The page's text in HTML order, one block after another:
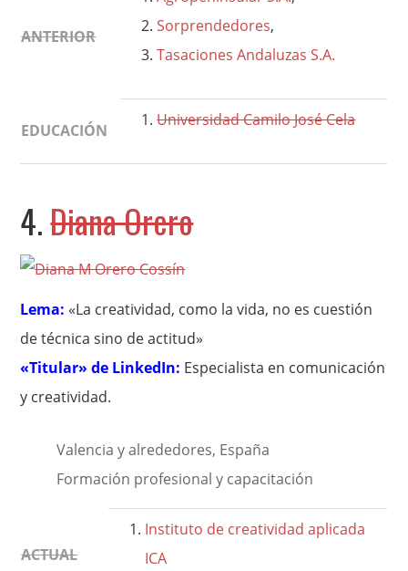
ANTERIOR
Sorprendedores,
Tasaciones Andaluzas S.A.
EDUCACIÓN
Universidad Camilo José Cela
4.Diana Orero
Lema: «La creatividad, como la vida, no es cuestión
de técnica sino de actitud»
«Titular» de LinkedIn: Especialista en comunicación
y creatividad.
Valencia y alrededores, España
Formación profesional y capacitación
ACTUAL
Instituto de creatividad aplicada
ICA